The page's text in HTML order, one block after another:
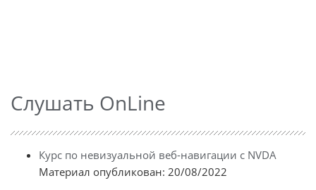
Слушать OnLine
Курс по невизуальной веб-навигации с NVDA
Материал опубликован: 20/08/2022